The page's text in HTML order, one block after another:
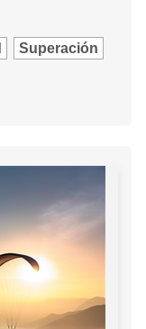
Superación